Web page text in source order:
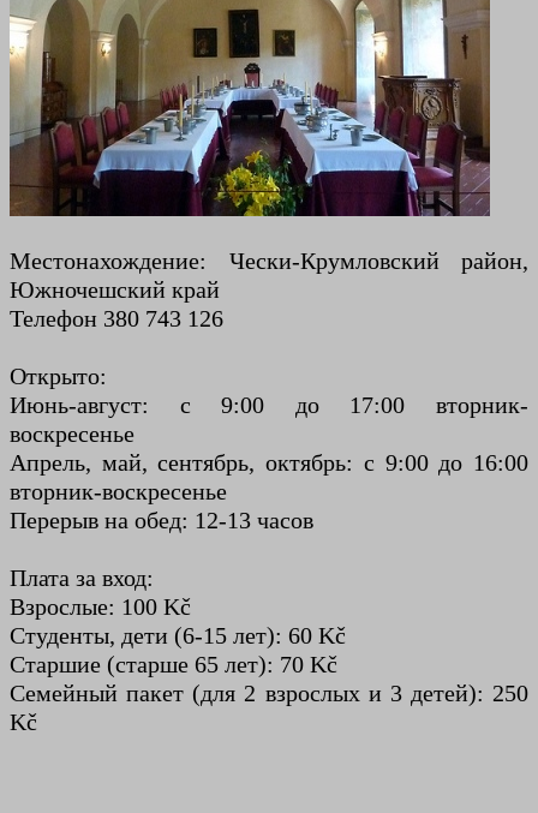
Местонахождение: Чески-Крумловский район,
Южночешский край
Телефон 380 743 126
Открыто:
Июнь-август: с 9:00 до 17:00 вторник-
воскресенье
Апрель, май, сентябрь, октябрь: с 9:00 до 16:00
вторник-воскресенье
Перерыв на обед: 12-13 часов
Плата за вход:
Взрослые: 100 Kč
Студенты, дети (6-15 лет): 60 Kč
Старшие (старше 65 лет): 70 Kč
Семейный пакет (для 2 взрослых и 3 детей): 250
Kč